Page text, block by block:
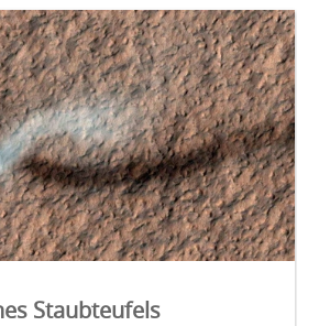
Staubteufels